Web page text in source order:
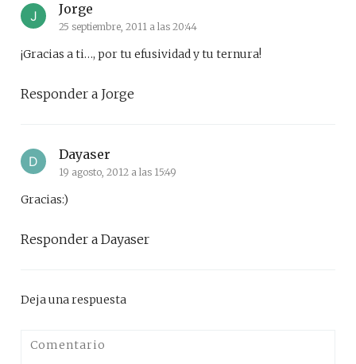
Jorge
25 septiembre, 2011 a las 20:44
¡Gracias a ti…, por tu efusividad y tu ternura!
Responder a Jorge
Dayaser
19 agosto, 2012 a las 15:49
Gracias:)
Responder a Dayaser
Deja una respuesta